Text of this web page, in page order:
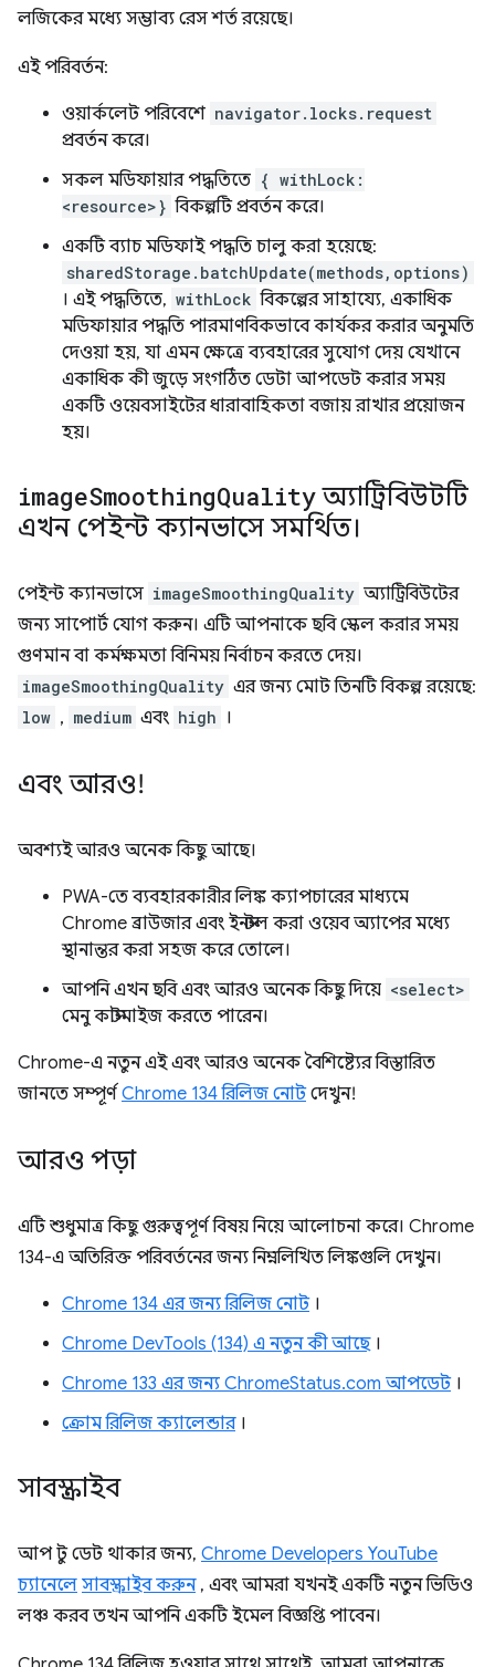
লজিকের মধ্যে সম্ভাব্য রেস শর্ত রয়েছে।
এই পরিবর্তন:
ওয়ার্কলেট পরিবেশে navigator.locks.request
প্রবর্তন করে।
সকল মডিফায়ার পদ্ধতিতে { withLock:
<resource>} বিকল্পটি প্রবর্তন করে।
একটি ব্যাচ মডিফাই পদ্ধতি চালু করা হয়েছে:
sharedStorage.batchUpdate(methods,options)
। এই পদ্ধতিতে, withLock বিকল্পের সাহায্যে, একাধিক
মডিফায়ার পদ্ধতি পারমাণবিকভাবে কার্যকর করার অনুমতি
দেওয়া হয়, যা এমন ক্ষেত্রে ব্যবহারের সুযোগ দেয় যেখানে
একাধিক কী জুড়ে সংগঠিত ডেটা আপডেট করার সময়
একটি ওয়েবসাইটের ধারাবাহিকতা বজায় রাখার প্রয়োজন
হয়।
imageSmoothingQualityঅ্যাট্রিবিউটটি
এখন পেইন্ট ক্যানভাসে সমর্থিত।
পেইন্ট ক্যানভাসে imageSmoothingQuality অ্যাট্রিবিউটের
জন্য সাপোর্ট যোগ করুন। এটি আপনাকে ছবি স্কেল করার সময়
গুণমান বা কর্মক্ষমতা বিনিময় নির্বাচন করতে দেয়।
imageSmoothingQuality এর জন্য মোট তিনটি বিকল্প রয়েছে:
low , medium এবং high ।
এবং আরও!
অবশ্যই আরও অনেক কিছু আছে।
PWA-তে ব্যবহারকারীর লিঙ্ক ক্যাপচারের মাধ্যমে
Chrome ব্রাউজার এবং ইনস্টল করা ওয়েব অ্যাপের মধ্যে
স্থানান্তর করা সহজ করে তোলে।
আপনি এখন ছবি এবং আরও অনেক কিছু দিয়ে <select>
মেনু কাস্টমাইজ করতে পারেন।
Chrome-এ নতুন এই এবং আরও অনেক বৈশিষ্ট্যের বিস্তারিত
জানতে সম্পূর্ণ Chrome 134 রিলিজ নোটদেখুন!
আরও পড়া
এটি শুধুমাত্র কিছু গুরুত্বপূর্ণ বিষয় নিয়ে আলোচনা করে। Chrome
134-এ অতিরিক্ত পরিবর্তনের জন্য নিম্নলিখিত লিঙ্কগুলি দেখুন।
Chrome 134 এর জন্য রিলিজ নোট।
Chrome DevTools (134) এ নতুন কী আছে।
Chrome 133 এর জন্য ChromeStatus.com আপডেট।
ক্রোম রিলিজ ক্যালেন্ডার।
সাবস্ক্রাইব
আপ টু ডেট থাকার জন্য, Chrome Developers YouTube
চ্যানেলে সাবস্ক্রাইব করুন, এবং আমরা যখনই একটি নতুন ভিডিও
লঞ্চ করব তখন আপনি একটি ইমেল বিজ্ঞপ্তি পাবেন।